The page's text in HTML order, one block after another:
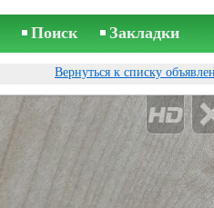
Поиск Закладки
Вернуться к списку